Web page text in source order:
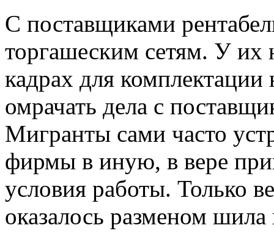
С поставщиками
торгашеским сетям. У их
кадрах для
омрачать дела с
Мигранты сами часто
фирмы в иную, в вере
условия работы. Только
оказалось разменом